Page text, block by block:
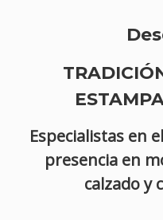
Especialistas en
presencia en
calzado y